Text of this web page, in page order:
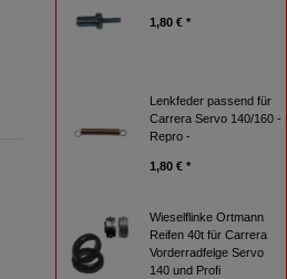
1,80 € *
Lenkfeder passend für
Carrera Servo 140/160 -
Repro -
1,80 € *
Wieselflinke Ortmann
Reifen 40t für Carrera
Vorderradfelge Servo
140 und Profi